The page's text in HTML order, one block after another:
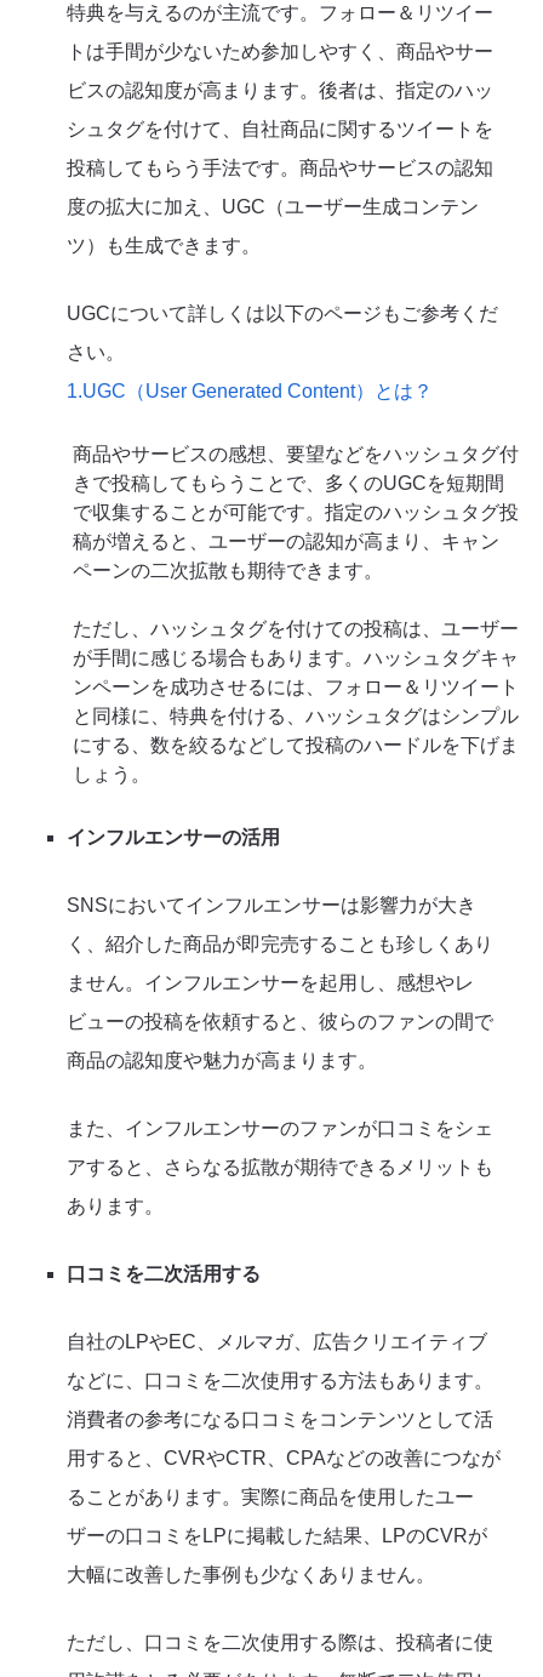
特典を与えるのが主流です。フォロー＆リツイー
トは手間が少ないため参加しやすく、商品やサー
ビスの認知度が高まります。後者は、指定のハッ
シュタグを付けて、自社商品に関するツイートを
投稿してもらう手法です。商品やサービスの認知
度の拡大に加え、UGC（ユーザー生成コンテン
ツ）も生成できます。
UGCについて詳しくは以下のページもご参考くだ
さい。
1.UGC（User Generated Content）とは？
商品やサービスの感想、要望などをハッシュタグ付
きで投稿してもらうことで、多くのUGCを短期間
で収集することが可能です。指定のハッシュタグ投
稿が増えると、ユーザーの認知が高まり、キャン
ペーンの二次拡散も期待できます。
ただし、ハッシュタグを付けての投稿は、ユーザー
が手間に感じる場合もあります。ハッシュタグキャ
ンペーンを成功させるには、フォロー＆リツイート
と同様に、特典を付ける、ハッシュタグはシンプル
にする、数を絞るなどして投稿のハードルを下げま
しょう。
インフルエンサーの活用
SNSにおいてインフルエンサーは影響力が大き
く、紹介した商品が即完売することも珍しくあり
ません。インフルエンサーを起用し、感想やレ
ビューの投稿を依頼すると、彼らのファンの間で
商品の認知度や魅力が高まります。
また、インフルエンサーのファンが口コミをシェ
アすると、さらなる拡散が期待できるメリットも
あります。
口コミを二次活用する
自社のLPやEC、メルマガ、広告クリエイティブ
などに、口コミを二次使用する方法もあります。
消費者の参考になる口コミをコンテンツとして活
用すると、CVRやCTR、CPAなどの改善につなが
ることがあります。実際に商品を使用したユー
ザーの口コミをLPに掲載した結果、LPのCVRが
大幅に改善した事例も少なくありません。
ただし、口コミを二次使用する際は、投稿者に使